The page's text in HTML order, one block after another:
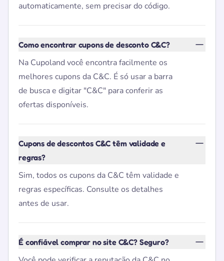
automaticamente, sem precisar do código.
Como encontrar cupons de desconto C&C?
Na Cupoland você encontra facilmente os
melhores cupons da C&C. É só usar a barra
de busca e digitar "C&C" para conferir as
ofertas disponíveis.
Cupons de descontos C&C têm validade e
regras?
Sim, todos os cupons da C&C têm validade e
regras específicas. Consulte os detalhes
antes de usar.
É confiável comprar no site C&C? Seguro?